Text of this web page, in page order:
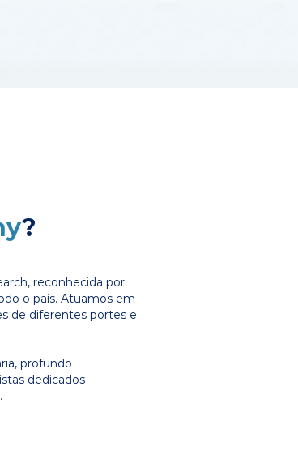
?
reconhecida por
o país. Atuamos em
de diferentes portes e
profundo
dedicados